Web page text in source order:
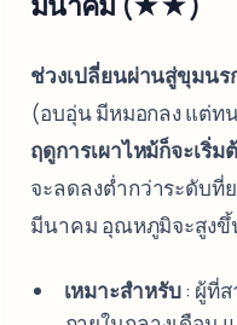
ช่วงเปลี่ยนผ่านสู่ขุมนร
(อบอุ่น มีหมอกลง แต่ท
ฤดูการเผาไหม้ก็จะเริ่ม
จะลดลงต่ำกว่าระดับที่
มีนาคม อุณหภูมิจะสูงขึ้
เหมาะสำหรับ: ผู้ที่